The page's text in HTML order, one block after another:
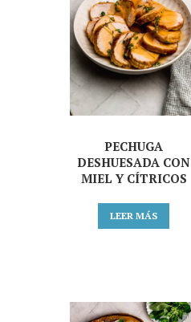
PECHUGA
DESHUESADA CON
MIEL Y CÍTRICOS
LEER MÁS